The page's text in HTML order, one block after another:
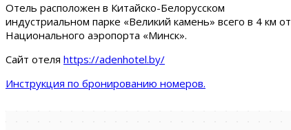
Отель расположен в Китайско-Белорусском
индустриальном парке «Великий камень» всего в 4 км от
Национального аэропорта «Минск».
Сайт отеля https://adenhotel.by/
Инструкция по бронированию номеров.